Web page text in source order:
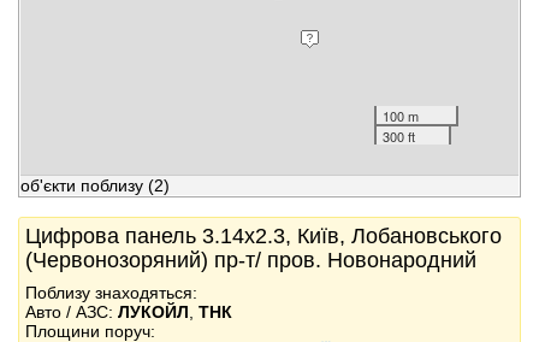
100 m
300 ft
об'єкти поблизу (2)
Цифрова панель 3.14x2.3, Київ, Лобановського
(Червонозоряний) пр-т/ пров. Новонародний
Поблизу знаходяться:
Авто / АЗС: ЛУКОЙЛ ТНК
Площини поруч: